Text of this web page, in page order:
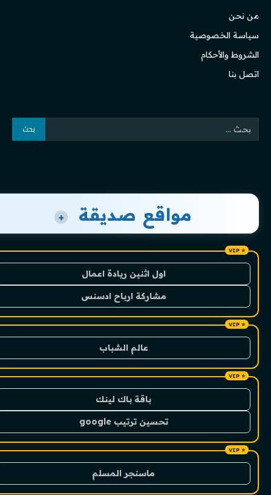
من نحن
سياسة الخصوصية
الشروط والأحكام
اتصل بنا
مواقع صديقة +
اول اثنين ريادة اعمال
مشاركة ارباح ادسنس
عالم الشباب
باقة باك لينك
تحسين ترتيب google
ماسنجر المسلم